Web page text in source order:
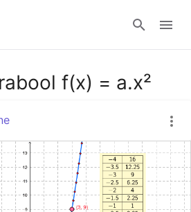
Aanmelden
f(x) = a.x²